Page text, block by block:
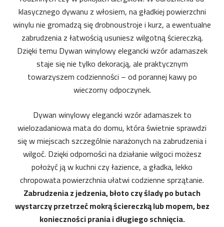
klasycznego dywanu z włosiem, na gładkiej powierzchni
winylu nie gromadzą się drobnoustroje i kurz, a ewentualne
zabrudzenia z łatwością usuniesz wilgotną ściereczką.
Dzięki temu Dywan winylowy elegancki wzór adamaszek
staje się nie tylko dekoracją, ale praktycznym
towarzyszem codzienności – od porannej kawy po
wieczorny odpoczynek.
Dywan winylowy elegancki wzór adamaszek to
wielozadaniowa mata do domu, która świetnie sprawdzi
się w miejscach szczególnie narażonych na zabrudzenia i
wilgoć. Dzięki odporności na działanie wilgoci możesz
położyć ją w kuchni czy łazience, a gładka, lekko
chropowata powierzchnia ułatwi codzienne sprzątanie.
Zabrudzenia z jedzenia, błoto czy ślady po butach
wystarczy przetrzeć mokrą ściereczką lub mopem, bez
konieczności prania i długiego schnięcia.